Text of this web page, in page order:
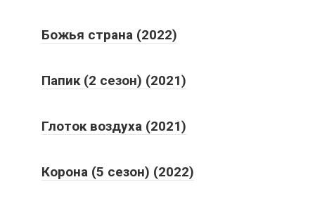
Божья страна (2022)
Папик (2 сезон) (2021)
Глоток воздуха (2021)
Корона (5 сезон) (2022)